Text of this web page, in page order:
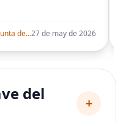
Ohuhu Marcadores de alcohol con punta de pincel – Juego de marcadores artísticos de doble punta con certificación AP para artistas adultos27 de may de 2026
del
+